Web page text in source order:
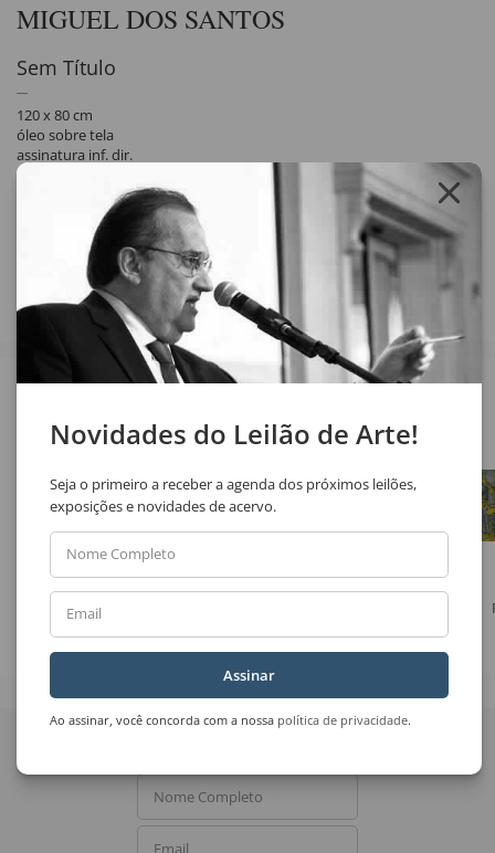
MIGUEL DOS SANTOS
Sem Título
120 x 80 cm
óleo sobre tela
assinatura inf. dir.
Compartilhar
Veja também
Autor Não Identificado
Novidades do Leilão de Arte!
Seja o primeiro a receber a agenda dos próximos leilões,
exposições e novidades de acervo.
Nome Completo
Email
Assinar
Ao assinar, você concorda com a nossa política de privacidade.
Quer receber novidades
Nome Completo
Email